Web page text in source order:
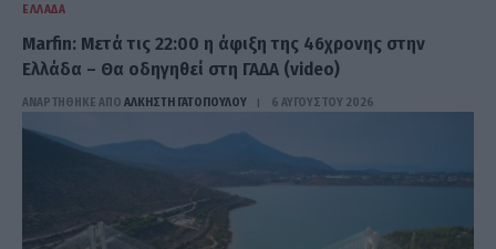
ΕΛΛΆΔΑ
Marfin: Μετά τις 22:00 η άφιξη της 46χρονης στην
Ελλάδα – Θα οδηγηθεί στη ΓΑΔΑ (video)
ΑΝΑΡΤΗΘΗΚΕ ΑΠΟ ΆΛΚΗΣΤΗ ΓΑΤΟΠΟΎΛΟΥ 6 ΑΥΓΟΎΣΤΟΥ 2026